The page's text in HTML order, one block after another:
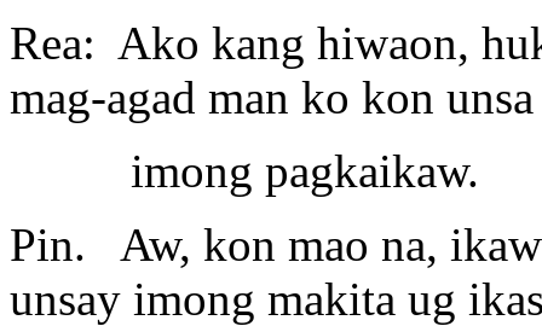
Rea: Ako kang hiwaon,
mag-agad man ko kon unsa
imong pagkaikaw.
Pin. Aw, kon mao na,
unsay imong makita ug